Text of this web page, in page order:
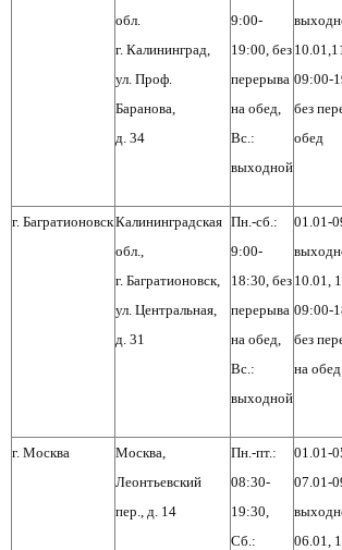
обл.
г. Калининград,
ул. Проф.
Баранова,
д. 34
9:00-
19:00, без
перерыва
на обед,
Вс.:
выходной
09:00-
без
обед
г. БагратионовскКалининградская
обл.,
г. Багратионовск,
ул. Центральная,
д. 31
Пн.-сб.:
9:00-
18:30, без
перерыва
на обед,
Вс.:
выходной
01.01-
10.01,
09:00-
без
на обед
г. Москва
Москва,
Леонтьевский
пер., д. 14
Пн.-пт.:
08:30-
19:30,
Сб.:
01.01-
07.01-
06.01,